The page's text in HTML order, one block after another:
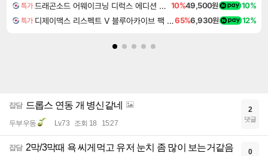
특가 드래곤소드 어웨이크닝 디럭스 에디션 DragonSword Awakening Deluxe Edition 10%49,500원 10%
특가 디제이맥스 리스펙트 V 블루아카이브 팩 DJMAX RESPECT V Blue Archive Pack DLC65%6,930원 12%
잡담 드롭스 연동 개 병신같네
두부우동 Lv.73 조회 18 15:27
2
댓글
잡담 2막/3막때 욕 씨게먹고 유저 눈치 좀 많이 보는거같음 0